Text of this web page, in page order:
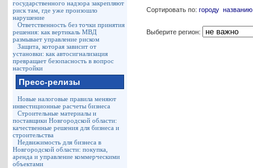
государственного надзора закрепляют
риск там, где уже произошло
нарушение
Ответственность без точки принятия
решения: как вертикаль МВД
размывает управление риском
Защита, которая зависит от
установки: как автосигнализация
превращает безопасность в вопрос
настройки
Пресс-релизы
Новые налоговые правила меняют
инвестиционные расчеты бизнеса
Строительные материалы и
поставщики Новгородской области:
качественные решения для бизнеса и
строительства
Недвижимость для бизнеса в
Новгородской области: покупка,
аренда и управление коммерческими
объектами
Сортировать по:городу названию
Выберите регион: